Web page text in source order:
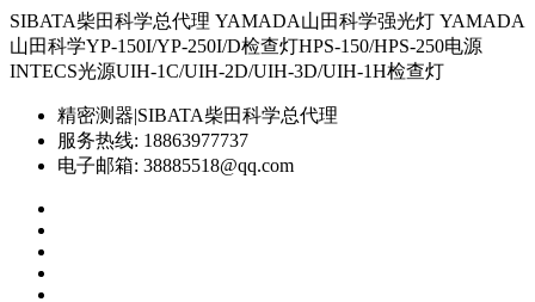
SIBATA柴田科学总代理 YAMADA山田科学强光灯 YAMADA
山田科学YP-150I/YP-250I/D检查灯HPS-150/HPS-250电源
INTECS光源UIH-1C/UIH-2D/UIH-3D/UIH-1H检查灯
精密测器|SIBATA柴田科学总代理
服务热线: 18863977737
电子邮箱: 38885518@qq.com